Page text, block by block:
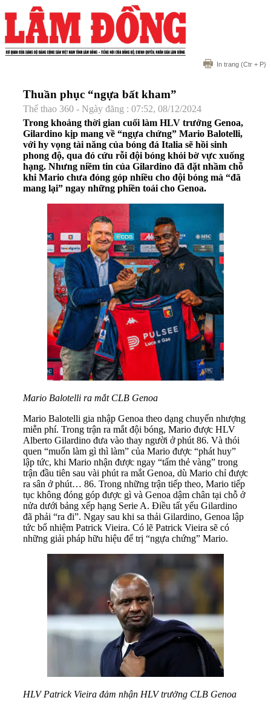
In trang (Ctr + P)
Thuần phục “ngựa bất kham”
Thể thao 360 - Ngày đăng : 07:52, 08/12/2024
Trong khoảng thời gian cuối làm HLV trưởng Genoa,
Gilardino kịp mang về “ngựa chứng” Mario Balotelli,
với hy vọng tài năng của bóng đá Italia sẽ hồi sinh
phong độ, qua đó cứu rỗi đội bóng khỏi bờ vực xuống
hạng. Nhưng niềm tin của Gilardino đã đặt nhầm chỗ
khi Mario chưa đóng góp nhiều cho đội bóng mà “đã
mang lại” ngay những phiền toái cho Genoa.
Mario Balotelli ra mắt CLB Genoa
Mario Balotelli gia nhập Genoa theo dạng chuyển nhượng
miễn phí. Trong trận ra mắt đội bóng, Mario được HLV
Alberto Gilardino đưa vào thay người ở phút 86. Và thói
quen “muốn làm gì thì làm” của Mario được “phát huy”
lập tức, khi Mario nhận được ngay “tấm thẻ vàng” trong
trận đầu tiên sau vài phút ra mắt Genoa, dù Mario chỉ được
ra sân ở phút… 86. Trong những trận tiếp theo, Mario tiếp
tục không đóng góp được gì và Genoa dậm chân tại chỗ ở
nửa dưới bảng xếp hạng Serie A. Điều tất yếu Gilardino
đã phải “ra đi”. Ngay sau khi sa thải Gilardino, Genoa lập
tức bổ nhiệm Patrick Vieira. Có lẽ Patrick Vieira sẽ có
những giải pháp hữu hiệu để trị “ngựa chứng” Mario.
HLV Patrick Vieira đảm nhận HLV trưởng CLB Genoa